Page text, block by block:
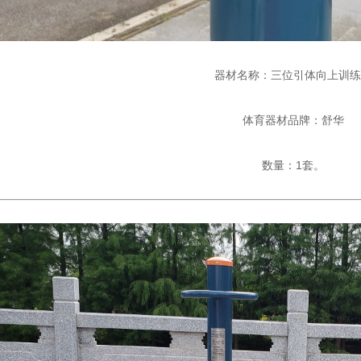
器材名称：三位引体向上训
体育器材品牌：舒华
数量：1套。